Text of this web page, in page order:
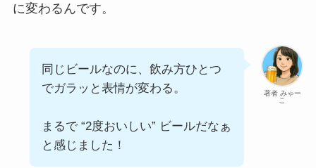
に変わるんです。
著者 みゃー
こ
同じビールなのに、飲み方ひとつ
でガラッと表情が変わる。
まるで “2度おいしい” ビールだなぁ
と感じました！